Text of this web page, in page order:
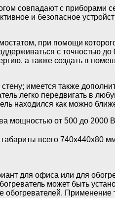
совпадают с приборами
и безопасное
при помощи
с точностью
а также создать в
имеется также
легко передвигать в
находился как можно
мощностью от 500 до 2000
всего
для офиса или для
может быть
обогревателей. Применение